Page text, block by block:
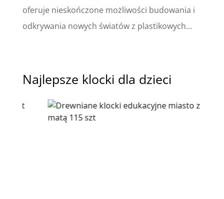
oferuje nieskończone możliwości budowania i
odkrywania nowych światów z plastikowych...
Najlepsze klocki dla dzieci